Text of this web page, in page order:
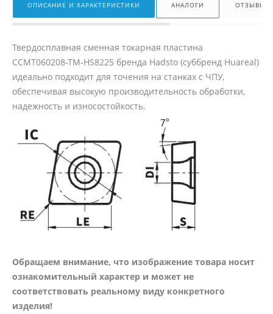
ОПИСАНИЕ И ХАРАКТЕРИСТИКИ АНАЛОГИ ОТЗЫВЫ
Твердосплавная сменная токарная пластина
CCMT060208-TM-HS8225 бренда Hadsto (суббренд Huareal)
идеально подходит для точения на станках с ЧПУ,
обеспечивая высокую производительность обработки,
надежность и износостойкость.
Обращаем внимание, что изображение товара носит
ознакомительный характер и может не
соответствовать реальному виду конкретного
изделия!